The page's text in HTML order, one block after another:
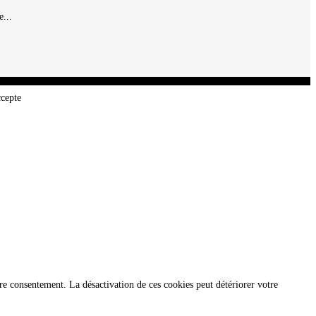
consentement. La désactivation de ces cookies peut détériorer votre